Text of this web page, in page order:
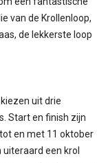
van de Krollenloop,
de lekkerste loop
uit drie
Start en finish zijn
en met 11 oktober
een krol